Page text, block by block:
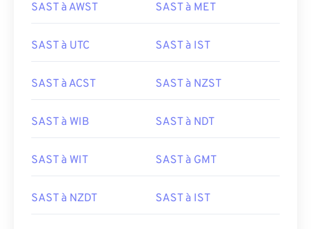
SAST à AWST SAST à MET
SAST à UTC SAST à IST
SAST à ACST SAST à NZST
SAST à WIB SAST à NDT
SAST à WIT SAST à GMT
SAST à NZDT SAST à IST